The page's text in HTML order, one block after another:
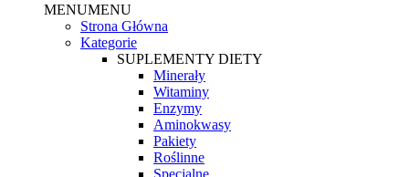
MENUMENU
Strona Główna
Kategorie
SUPLEMENTY DIETY
Minerały
Witaminy
Enzymy
Aminokwasy
Pakiety
Roślinne
Specjalne